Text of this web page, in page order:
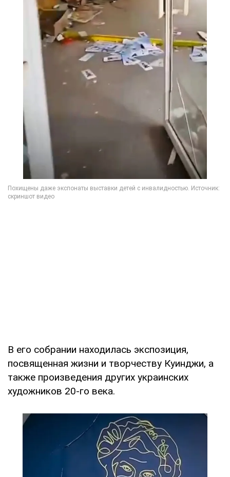
В его собрании находилась экспозиция,
посвященная жизни и творчеству Куинджи, а
также произведения других украинских
художников 20-го века.